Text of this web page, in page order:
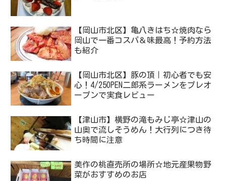
【岡山市北区】亀八きはち☆焼肉なら
岡山で一番コスパ＆味最高！予約方法
も紹介
【岡山市北区】豚の頂｜初心者でも安
心！4/25OPEN二郎系ラーメンをプレオ
ープンで実食レビュー
【津山市】横野の滝もみじ亭☆津山の
山奥で流しそうめん！大行列につき待
ち時間に注意
美作の桃直売所の場所☆地元産果物野
菜がおすすめのお店